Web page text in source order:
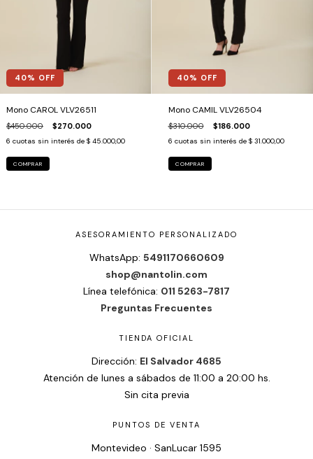
40% OFF
Mono CAROL VLV26511
$450.000 $270.000
6 cuotas sin interés de $ 45.000,00
COMPRAR
40% OFF
Mono CAMIL VLV26504
$310.000 $186.000
6 cuotas sin interés de $ 31.000,00
COMPRAR
ASESORAMIENTO PERSONALIZADO
WhatsApp: 5491170660609
shop@nantolin.com
Línea telefónica: 011 5263-7817
Preguntas Frecuentes
TIENDA OFICIAL
Dirección: El Salvador 4685
Atención de lunes a sábados de 11:00 a 20:00 hs.
Sin cita previa
PUNTOS DE VENTA
Montevideo · SanLucar 1595